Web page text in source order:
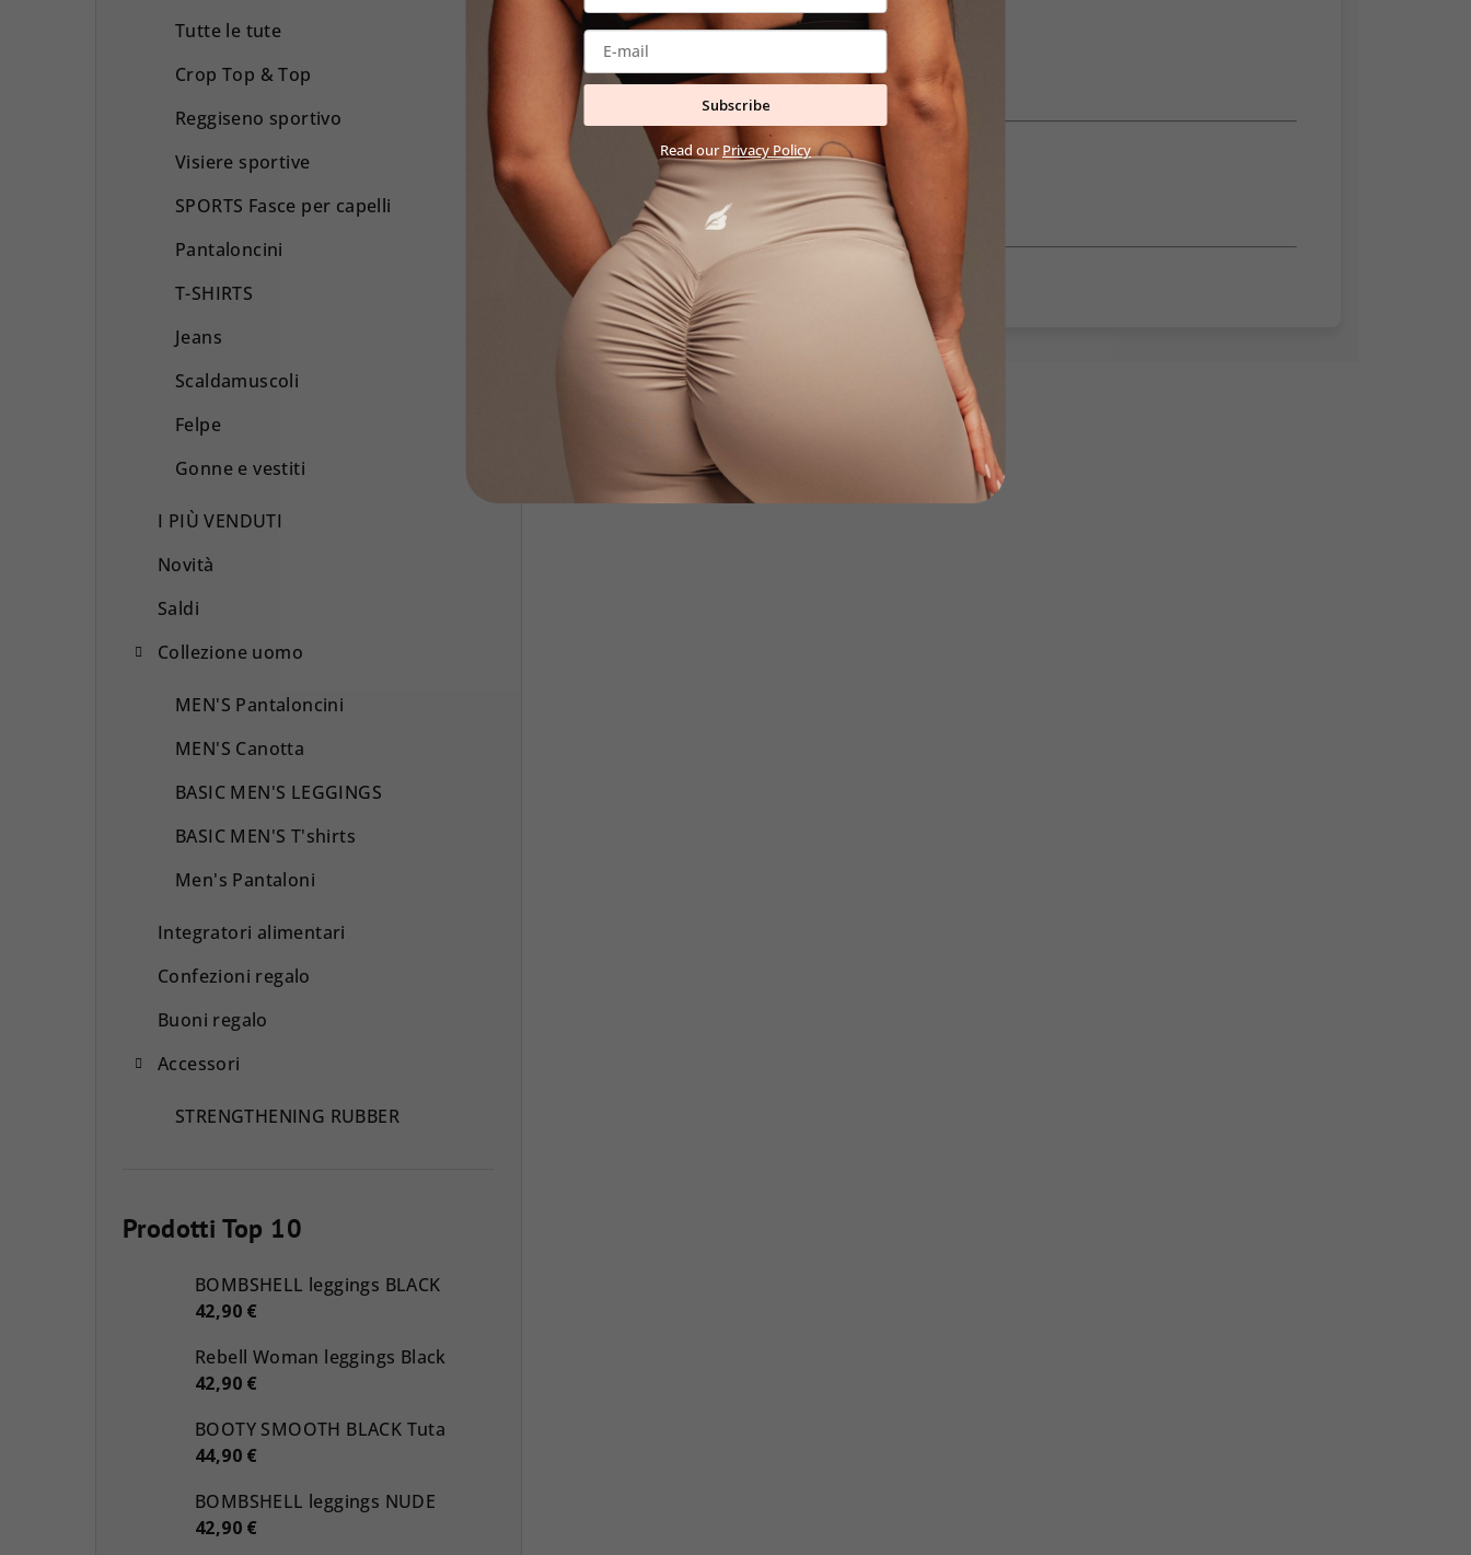
Tutte le tute
Crop Top & Top
Reggiseno sportivo
Visiere sportive
SPORTS Fasce per capelli
Pantaloncini
T-SHIRTS
Jeans
Scaldamuscoli
Felpe
Gonne e vestiti
I PIÙ VENDUTI
Novità
Saldi
Collezione uomo
MEN'S Pantaloncini
MEN'S Canotta
BASIC MEN'S LEGGINGS
BASIC MEN'S T'shirts
Men's Pantaloni
Integratori alimentari
Confezioni regalo
Buoni regalo
Accessori
STRENGTHENING RUBBER
Prodotti Top 10
BOMBSHELL leggings BLACK
42,90 €
Rebell Woman leggings Black
42,90 €
BOOTY SMOOTH BLACK Tuta
44,90 €
BOMBSHELL leggings NUDE
42,90 €
Subscribe
Read ourPrivacy Policy